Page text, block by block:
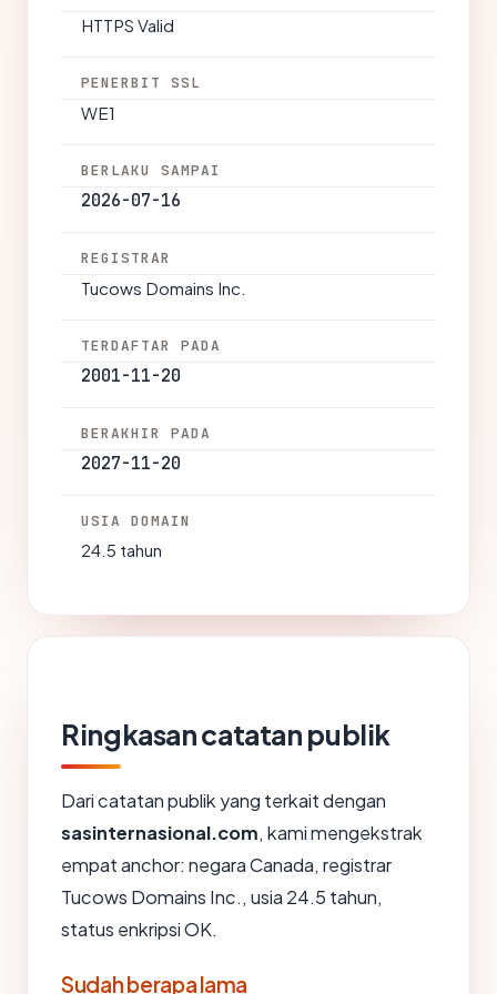
HTTPS Valid
PENERBIT SSL
WE1
BERLAKU SAMPAI
2026-07-16
REGISTRAR
Tucows Domains Inc.
TERDAFTAR PADA
2001-11-20
BERAKHIR PADA
2027-11-20
USIA DOMAIN
24.5 tahun
Ringkasan catatan publik
Dari catatan publik yang terkait dengan
sasinternasional.com, kami mengekstrak
empat anchor: negara Canada, registrar
Tucows Domains Inc., usia 24.5 tahun,
status enkripsi OK.
Sudah berapa lama